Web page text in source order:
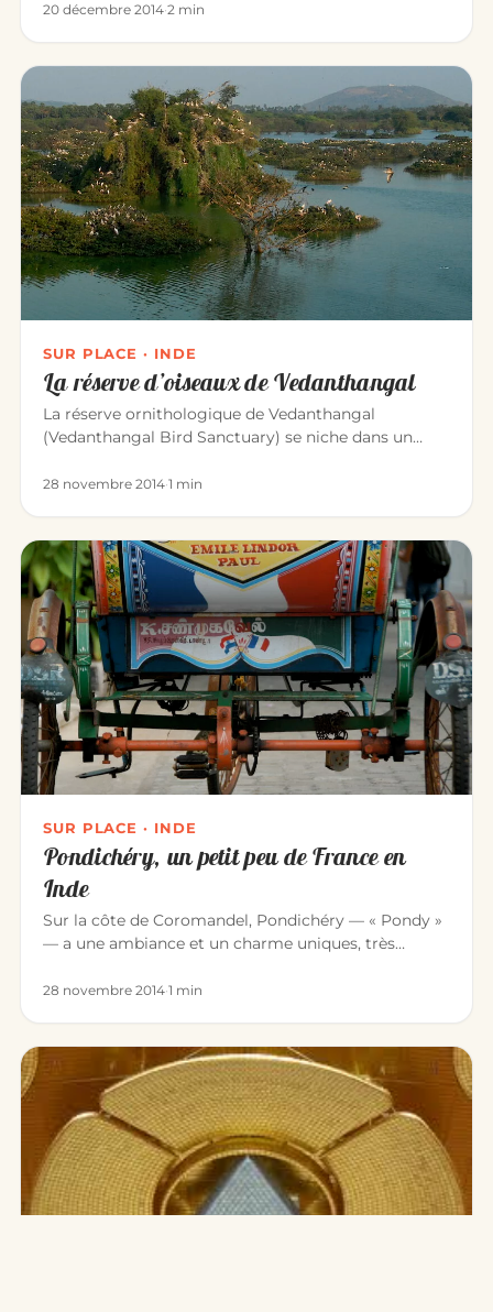
20 décembre 2014·2 min
SUR PLACE · INDE
La réserve d’oiseaux de Vedanthangal
La réserve ornithologique de Vedanthangal
(Vedanthangal Bird Sanctuary) se niche dans un
28 novembre 2014·1 min
SUR PLACE · INDE
Pondichéry, un petit peu de France en
Inde
Sur la côte de Coromandel, Pondichéry — « Pondy »
— a une ambiance et un charme uniques, très
28 novembre 2014·1 min